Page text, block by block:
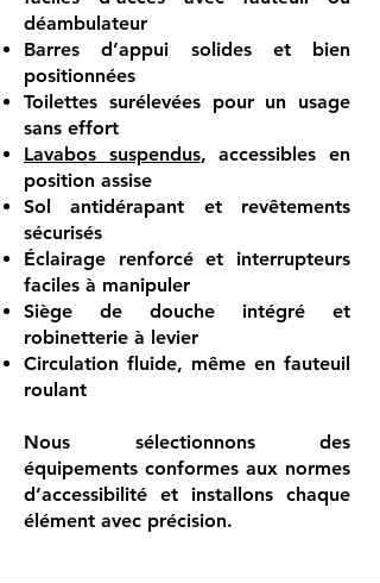
déambulateur
Barres d’appui solides et bien
positionnées
Toilettes surélevées pour un usage
sans effort
Lavabos suspendus, accessibles en
position assise
Sol antidérapant et revêtements
sécurisés
Éclairage renforcé et interrupteurs
faciles à manipuler
Siège de douche intégré et
robinetterie à levier
Circulation fluide, même en fauteuil
roulant
Nous sélectionnons des
équipements conformes aux normes
d’accessibilité et installons chaque
élément avec précision.